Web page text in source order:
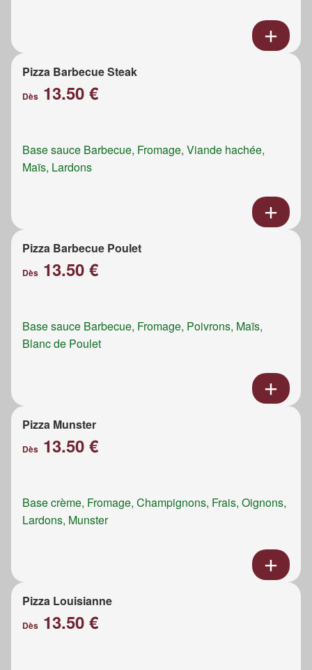
Pizza Barbecue Steak
Dès 13.50 €
Base sauce Barbecue, Fromage, Viande hachée,
Maïs, Lardons
Pizza Barbecue Poulet
Dès 13.50 €
Base sauce Barbecue, Fromage, Poivrons, Maïs,
Blanc de Poulet
Pizza Munster
Dès 13.50 €
Base crème, Fromage, Champignons, Frais, Oignons,
Lardons, Munster
Pizza Louisianne
Dès 13.50 €